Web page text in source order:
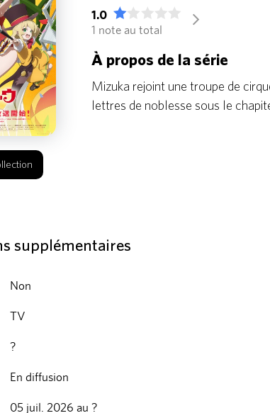
1.0
1 note au total
arrow_forward_ios
À propos de la série
Mizuka rejoint une troupe de
lettres de noblesse sous le
supplémentaires
Non
TV
?
En diffusion
05 juil. 2026 au ?